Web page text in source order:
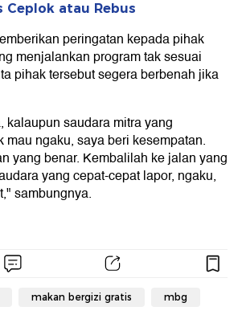
Ceplok atau Rebus
peringatan kepada pihak
menjalankan program tak sesuai
pihak tersebut segera berbenah jika
kalaupun saudara mitra yang
mau ngaku, saya beri kesempatan.
yang benar. Kembalilah ke jalan yang
yang cepat-cepat lapor, ngaku,
sambungnya.
makan bergizi gratis mbg